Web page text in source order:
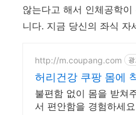
않는다고 해서 인체공학
니다. 지금 당신의 좌식 자
http://m.coupang.com
허리건강 쿠팡 몸에
불편함 없이 몸을 받쳐
서 편안함을 경험하세